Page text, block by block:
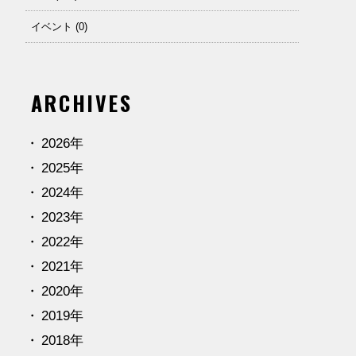
イベント (0)
ARCHIVES
2026年
2025年
2024年
2023年
2022年
2021年
2020年
2019年
2018年